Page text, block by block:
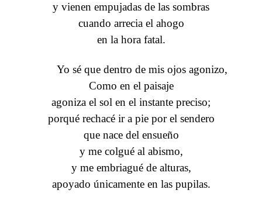
y vienen empujadas de las sombras
cuando arrecia el ahogo
en la hora fatal.
Yo sé que dentro de mis ojos agonizo,
Como en el paisaje
agoniza el sol en el instante preciso;
porqué rechacé ir a pie por el sendero
que nace del ensueño
y me colgué al abismo,
y me embriagué de alturas,
apoyado únicamente en las pupilas.